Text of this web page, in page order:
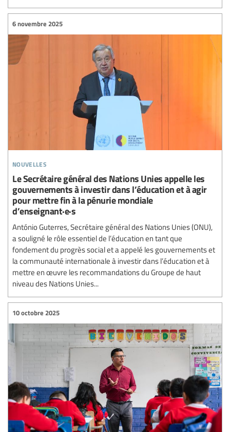
nouvelles
6 novembre 2025
Le Secrétaire général des Nations Unies appelle les
gouvernements à investir dans l’éducation et à agir
pour mettre fin à la pénurie mondiale
d’enseignant·e·s
António Guterres, Secrétaire général des Nations Unies (ONU),
a souligné le rôle essentiel de l’éducation en tant que
fondement du progrès social et a appelé les gouvernements et
la communauté internationale à investir dans l’éducation et à
mettre en œuvre les recommandations du Groupe de haut
niveau des Nations Unies...
10 octobre 2025